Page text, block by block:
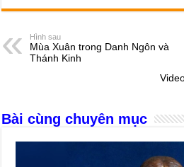
c
e
b
k
ss
n
at
A
e
d
s
Hình sau
Mùa Xuân trong Danh Ngôn và
Thánh Kinh
Bài cùng chuyên mục